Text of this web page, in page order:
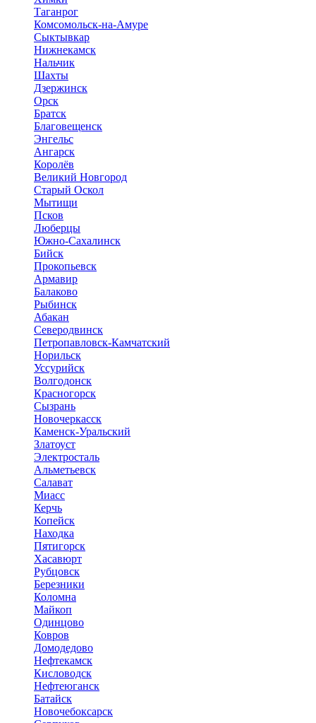
Таганрог
Комсомольск-на-Амуре
Сыктывкар
Нижнекамск
Нальчик
Шахты
Дзержинск
Орск
Братск
Благовещенск
Энгельс
Ангарск
Королёв
Великий Новгород
Старый Оскол
Мытищи
Псков
Люберцы
Южно-Сахалинск
Бийск
Прокопьевск
Армавир
Балаково
Рыбинск
Абакан
Северодвинск
Петропавловск-Камчатский
Норильск
Уссурийск
Волгодонск
Красногорск
Сызрань
Новочеркасск
Каменск-Уральский
Златоуст
Электросталь
Альметьевск
Салават
Миасс
Керчь
Копейск
Находка
Пятигорск
Хасавюрт
Рубцовск
Березники
Коломна
Майкоп
Одинцово
Ковров
Домодедово
Нефтекамск
Кисловодск
Нефтеюганск
Батайск
Новочебоксарск